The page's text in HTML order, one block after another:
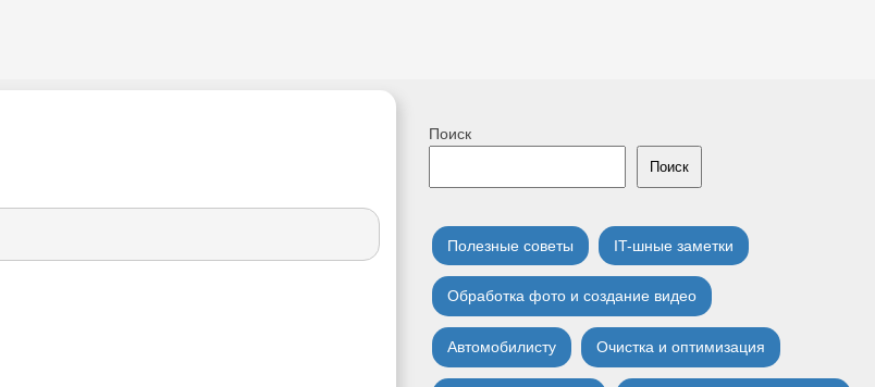
Поиск
Поиск
Полезные советы IT-шные заметки
Обработка фото и создание видео
Автомобилисту Очистка и оптимизация